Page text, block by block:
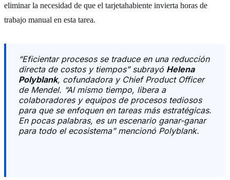
eliminar la necesidad de que el tarjetahabiente invierta horas de
trabajo manual en esta tarea.
“Eficientar procesos se traduce en una reducción
directa de costos y tiempos” subrayó Helena
Polyblank, cofundadora y Chief Product Officer
de Mendel. “Al mismo tiempo, libera a
colaboradores y equipos de procesos tediosos
para que se enfoquen en tareas más estratégicas.
En pocas palabras, es un escenario ganar-ganar
para todo el ecosistema” mencionó Polyblank.